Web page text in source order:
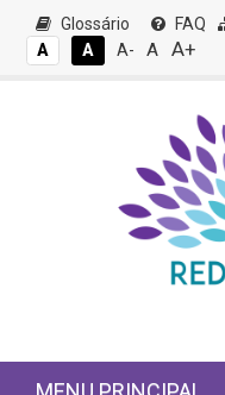
Glossário FAQ
A
A A- A A+